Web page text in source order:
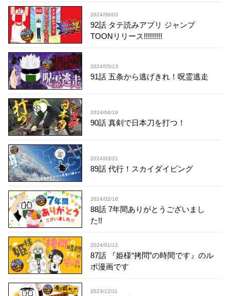
2024/06/03
92話 タテ読みアプリ ジャンプ
TOONリリース!!!!!!!!!
2024/05/13
91話 五条から逃げきれ！呪霊逃走
2024/04/18
90話 真剣で日本刀を打つ！
2024/03/21
89話 代行！スカイダイビング
2024/02/16
88話 7年間ありがとうございまし
た!!
2024/01/12
87話 『姫様“拷問”の時間です』のル
ポ漫画です
2023/12/11